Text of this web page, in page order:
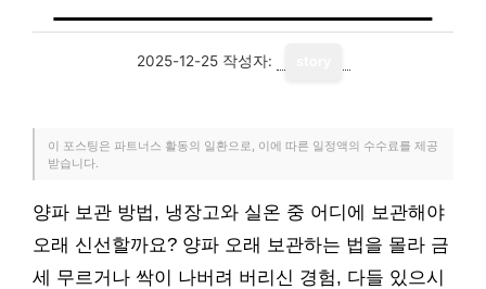
2025-12-25 작성자:
이 포스팅은 파트너스 활동의 일환으로, 이에 따른 일정액의 수수료를 제공
받습니다.
양파 보관 방법, 냉장고와 실온 중 어디에 보관해야
오래 신선할까요? 양파 오래 보관하는 법을 몰라 금
세 무르거나 싹이 나버려 버리신 경험, 다들 있으시